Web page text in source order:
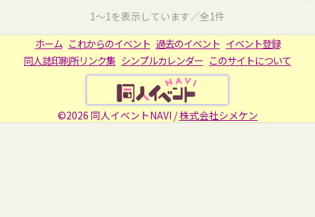
1～1を表示しています／全1件
ホーム これからのイベント 過去のイベント イベント登録
同人誌印刷所リンク集 シンプルカレンダー このサイトについて
©2026 同人イベントNAVI /株式会社シメケン